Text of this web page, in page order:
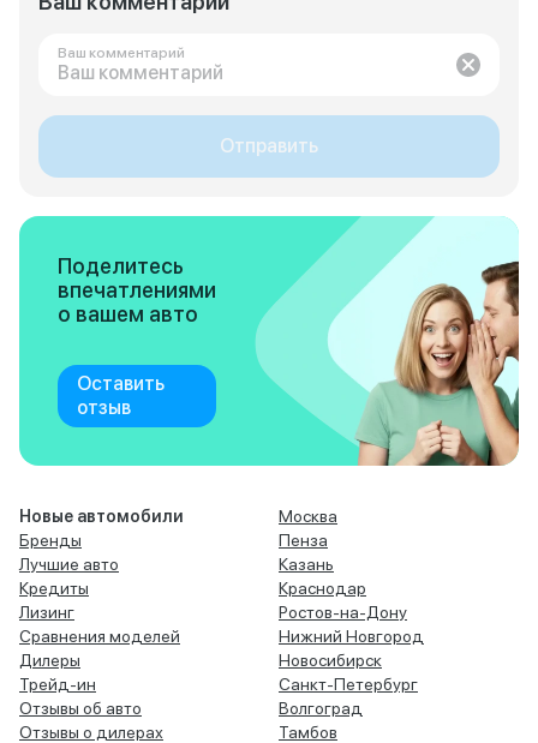
Ваш комментарий
Отправить
Поделитесь
впечатлениями
о вашем авто
Оставить
отзыв
Новые автомобили
Бренды
Лучшие авто
Кредиты
Лизинг
Сравнения моделей
Дилеры
Трейд-ин
Отзывы об авто
Отзывы о дилерах
Москва
Пенза
Казань
Краснодар
Ростов-на-Дону
Нижний Новгород
Новосибирск
Санкт-Петербург
Волгоград
Тамбов